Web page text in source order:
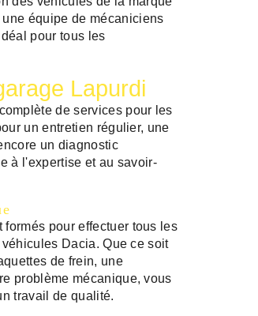
équipe de mécaniciens
pour tous les
Lapurdi
de services pour les
un entretien régulier, une
un diagnostic
à l'expertise et au savoir-
pour effectuer tous les
Dacia. Que ce soit
de frein, une
problème mécanique, vous
travail de qualité.